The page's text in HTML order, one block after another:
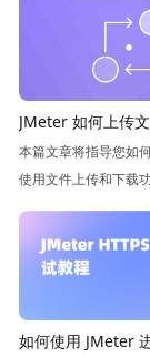
JMeter 如何上传
件
本篇文章将指导您如
使用文件上传和下载
好地掌握 JMeter 的
如何使用 JMeter